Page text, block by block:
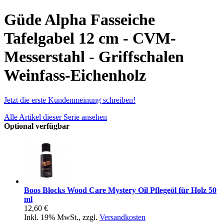
Güde Alpha Fasseiche
Tafelgabel 12 cm - CVM-
Messerstahl - Griffschalen
Weinfass-Eichenholz
Jetzt die erste Kundenmeinung schreiben!
Alle Artikel dieser Serie ansehen
Optional verfügbar
Boos Blocks Wood Care Mystery Oil Pflegeöl für Holz 50
ml
12,60 €
Inkl. 19% MwSt., zzgl. Versandkosten